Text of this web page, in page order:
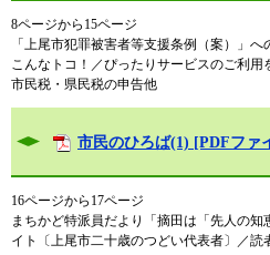
8ページから15ページ
「上尾市犯罪被害者等支援条例（案）」
こんなトコ！／ぴったりサービスのご利用
市民税・県民税の申告他
市民のひろば(1) [PDFファ
16ページから17ページ
まちかど特派員だより「摘田は「先人の知
イト〔上尾市二十歳のつどい代表者〕／読